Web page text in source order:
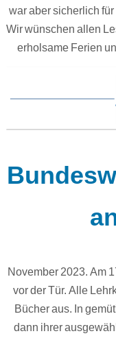
war aber sicherlich
Wir wünschen allen
erholsame Ferien
November 2023. Am
vor der Tür. Alle
Bücher aus. In
dann ihrer